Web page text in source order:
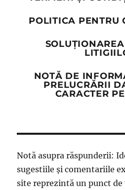
POLITICA PENTRU
NOTĂ DE
PRELUCRĂRII
CARACTER
Notă asupra răspunderii:
sugestiile și comentariile
site reprezintă un punct